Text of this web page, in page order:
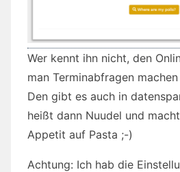
Wer kennt ihn nicht, den
man Terminabfragen
Den gibt es auch in
heißt dann Nuudel und
Appetit auf Pasta ;-)
Achtung: Ich hab die